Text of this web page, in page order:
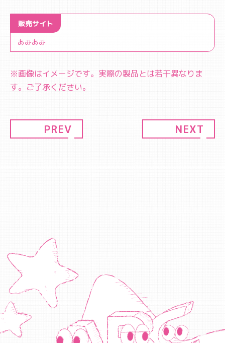
販売サイト
あみあみ
※画像はイメージです。実際の製品とは若干異なりま
す。ご了承ください。
PREV NEXT